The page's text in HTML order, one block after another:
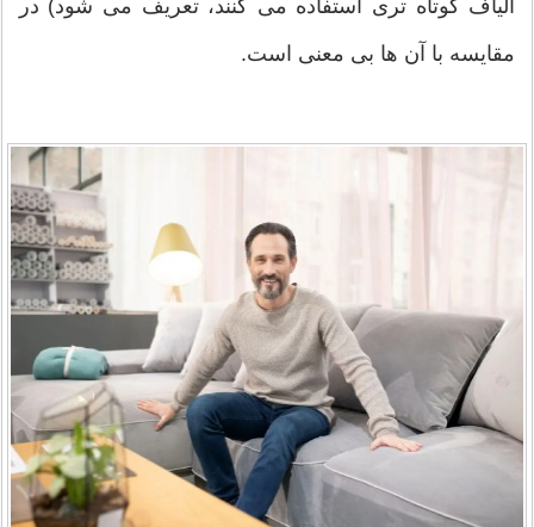
الیاف کوتاه تری استفاده می کنند، تعریف می شود) در
مقایسه با آن ها بی معنی است.